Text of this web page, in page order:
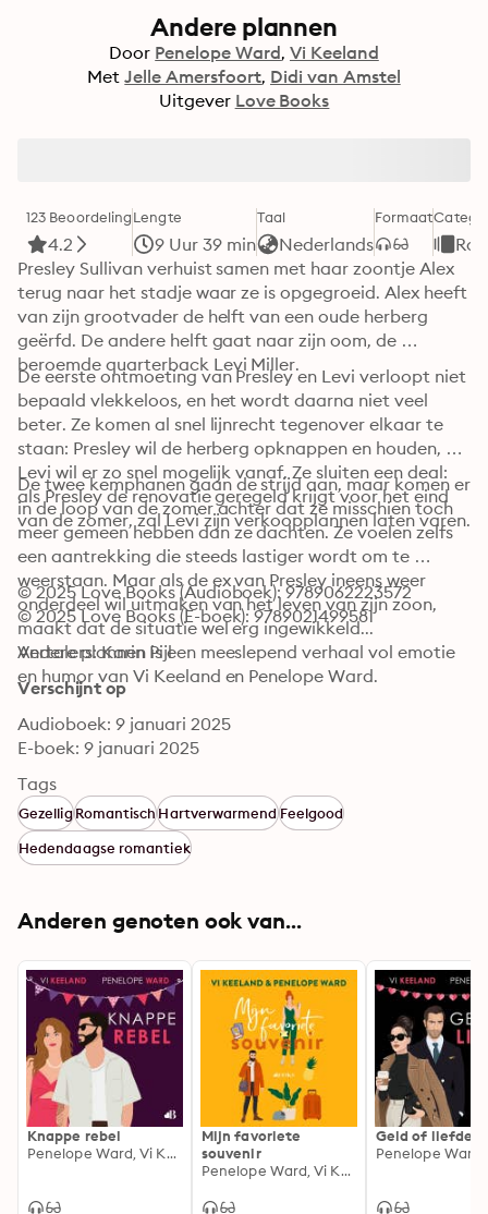
Andere plannen
Door Penelope Ward Vi Keeland
Met Jelle Amersfoort Didi van Amstel
Uitgever Love Books
123 Beoordeling
4.2
Lengte
9 Uur 39 min
Taal
Nederlands
Formaat
Presley Sullivan verhuist samen met haar zoontje Alex
terug naar het stadje waar ze is opgegroeid. Alex heeft
van zijn grootvader de helft van een oude herberg
geërfd. De andere helft gaat naar zijn oom, de
beroemde quarterback Levi Miller.
De eerste ontmoeting van Presley en Levi verloopt niet
bepaald vlekkeloos, en het wordt daarna niet veel
beter. Ze komen al snel lijnrecht tegenover elkaar te
staan: Presley wil de herberg opknappen en houden,
Levi wil er zo snel mogelijk vanaf. Ze sluiten een deal:
als Presley de renovatie geregeld krijgt voor het eind
van de zomer, zal Levi zijn verkoopplannen laten varen.
De twee kemphanen gaan de strijd aan, maar komen er
in de loop van de zomer achter dat ze misschien toch
meer gemeen hebben dan ze dachten. Ze voelen zelfs
een aantrekking die steeds lastiger wordt om te
weerstaan. Maar als de ex van Presley ineens weer
onderdeel wil uitmaken van het leven van zijn zoon,
maakt dat de situatie wel erg ingewikkeld...
Andere plannen is een meeslepend verhaal vol emotie
en humor van Vi Keeland en Penelope Ward.
© 2025 Love Books (Audioboek): 9789062223572
© 2025 Love Books (E-boek): 9789021499581
Vertalers: Karin Pijl
Verschijnt op
Audioboek: 9 januari 2025
E-boek: 9 januari 2025
Tags
GezelligRomantischHartverwarmendFeelgood
Hedendaagse romantiek
Anderen genoten ook van...
Knappe rebel
Penelope Ward, Vi Keeland
Mijn favoriete
souvenir
Penelope Ward, Vi Keeland
Geld of liefde